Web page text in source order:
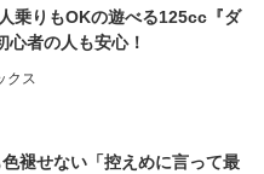
乗りもOKの遊べる125cc『ダ
心者の人も安心！
クス
褪せない「控えめに言って最